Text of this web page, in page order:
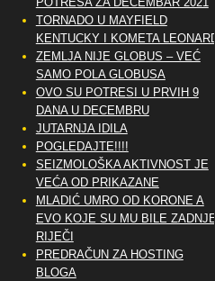
TORNADO U MAYFIELD
KENTUCKY I KOMETA LEONARD
ZEMLJA NIJE GLOBUS – VEĆ
SAMO POLA GLOBUSA
OVO SU POTRESI U PRVIH 9
DANA U DECEMBRU
JUTARNJA IDILA
POGLEDAJTE!!!!
SEIZMOLOŠKA AKTIVNOST JE
VEĆA OD PRIKAZANE
MLADIĆ UMRO OD KORONE A
EVO KOJE SU MU BILE ZADNJE
RIJEČI
PREDRAČUN ZA HOSTING
BLOGA